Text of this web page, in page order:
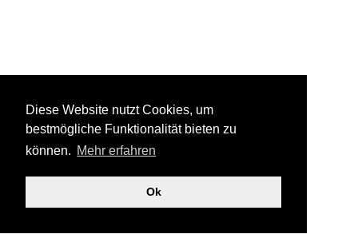
Diese Website nutzt Cookies, um
bestmögliche Funktionalität bieten zu
können. Mehr erfahren
Ok